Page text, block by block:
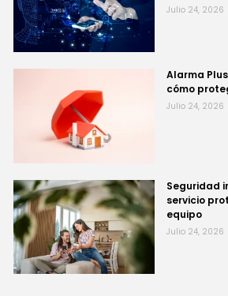
Julio 24, 2026
Alarma
cómo
Julio 24, 2026
Seguridad
servicio
equipo
Julio 24, 2026